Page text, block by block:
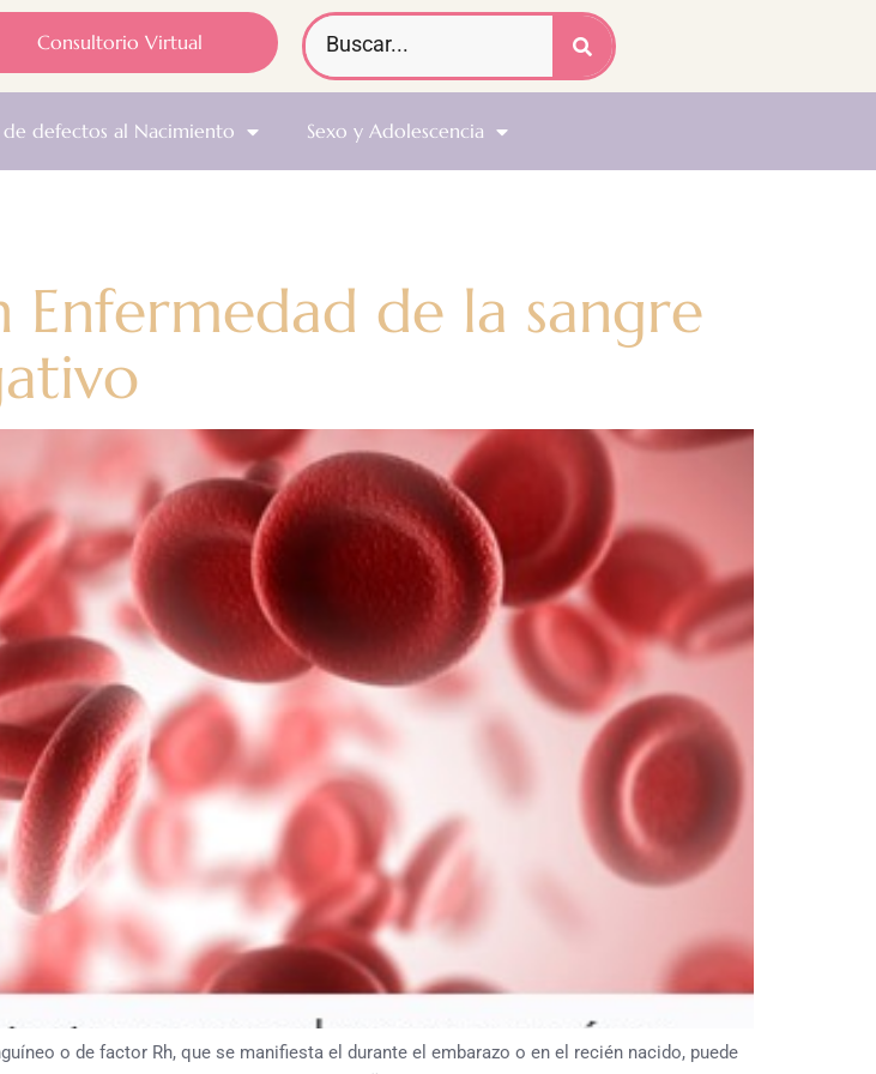
Consultorio Virtual
defectos al Nacimiento Sexo y Adolescencia
de la sangre
o de factor Rh, que se manifiesta el durante el embarazo o en el recién nacido, puede